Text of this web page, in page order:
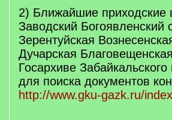
2) Ближайшие приходские
Заводский Богоявленский
Зерентуйская
Дучарская
Госархиве Забайкальского
для поиска документов
http://www.gku-gazk.ru/